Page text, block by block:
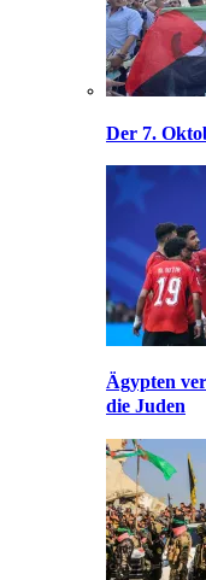
Der 7.
Ägypten
die Juden